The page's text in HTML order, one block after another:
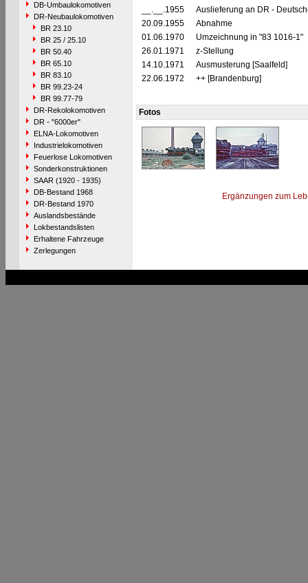
DB-Umbaulokomotiven
DR-Neubaulokomotiven
BR 23.10
BR 25 / 25.10
BR 50.40
BR 65.10
BR 83.10
BR 99.23-24
BR 99.77-79
DR-Rekolokomotiven
DR - "6000er"
ELNA-Lokomotiven
Industrielokomotiven
Feuerlose Lokomotiven
Sonderkonstruktionen
SAAR (1920 - 1935)
DB-Bestand 1968
DR-Bestand 1970
Auslandsbestände
Lokbestandslisten
Erhaltene Fahrzeuge
Zerlegungen
__.__.1955
Auslieferung an DR -
20.09.1955
Abnahme
01.06.1970
Umzeichnung in "83 1016-1"
26.01.1971
z-Stellung
14.10.1971
Ausmusterung [Saalfeld]
22.06.1972
++ [Brandenburg]
Fotos
Ergänzungen zum